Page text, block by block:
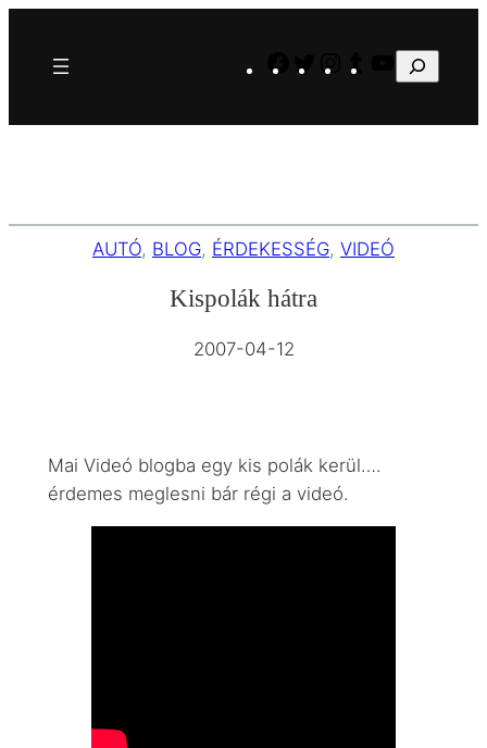
tartalomhoz
Instagram
TumblrYouTube
Keresés
AUTÓ, BLOG, ÉRDEKESSÉG, VIDEÓ
Kispolák hátra
2007-04-12
Mai Videó blogba egy kis polák kerül….
érdemes meglesni bár régi a videó.